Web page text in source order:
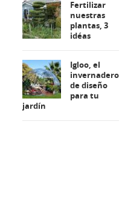
Fertilizar
nuestras
plantas, 3
idéas
Igloo, el
invernadero
de diseño
para tu
jardín